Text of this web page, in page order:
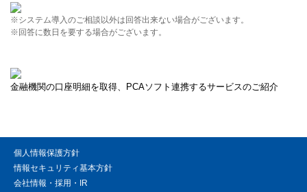
※システム導入のご相談以外は回答出来ない場合がございます。
※回答に数日を要する場合がございます。
金融機関の口座明細を取得、PCAソフト連携するサービスのご紹介
個人情報保護方針
情報セキュリティ基本方針
会社情報・採用・IR